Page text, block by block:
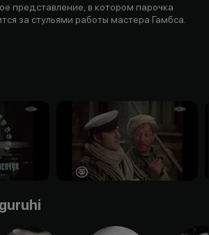
представление, в котором парочка
за стульями работы мастера Гамбса.